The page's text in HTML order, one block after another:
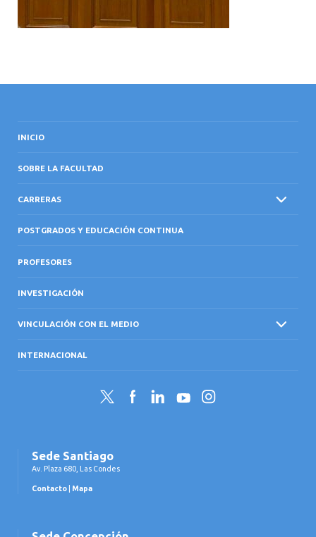
INICIO
SOBRE LA FACULTAD
CARRERAS
POSTGRADOS Y EDUCACIÓN CONTINUA
PROFESORES
INVESTIGACIÓN
VINCULACIÓN CON EL MEDIO
INTERNACIONAL
Twitter FacebookLinkedInYouTubeInstagram
Sede Santiago
Av. Plaza 680, Las Condes
Contacto Mapa